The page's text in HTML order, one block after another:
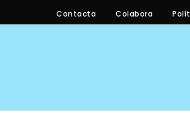
Contacta Colabora